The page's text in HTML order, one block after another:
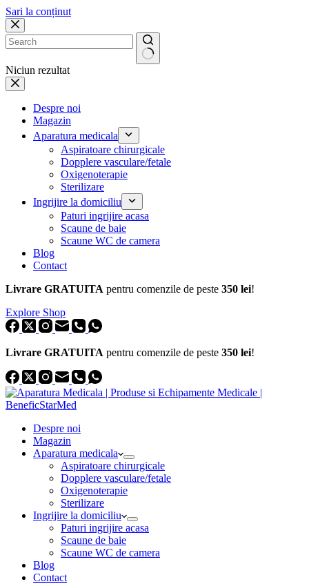
Sari la conținut
Niciun rezultat
Despre noi
Magazin
Aparatura medicala
Aspiratoare chirurgicale
Dopplere vasculare/fetale
Oxigenoterapie
Sterilizare
Ingrijire la domiciliu
Paturi ingrijire acasa
Scaune de baie
Scaune WC de camera
Blog
Contact
Livrare GRATUITA pentru comenzile de peste 350 lei!
Explore Shop
Livrare GRATUITA pentru comenzile de peste 350 lei!
Despre noi
Magazin
Aparatura medicala
Aspiratoare chirurgicale
Dopplere vasculare/fetale
Oxigenoterapie
Sterilizare
Ingrijire la domiciliu
Paturi ingrijire acasa
Scaune de baie
Scaune WC de camera
Blog
Contact